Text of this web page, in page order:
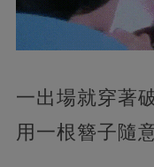
一出場就穿著
用一根簪子隨